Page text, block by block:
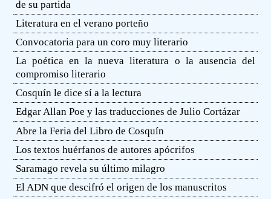
de su partida
Literatura en el verano porteño
Convocatoria para un coro muy literario
La poética en la nueva literatura o la ausencia del
compromiso literario
Cosquín le dice sí a la lectura
Edgar Allan Poe y las traducciones de Julio Cortázar
Abre la Feria del Libro de Cosquín
Los textos huérfanos de autores apócrifos
Saramago revela su último milagro
El ADN que descifró el origen de los manuscritos